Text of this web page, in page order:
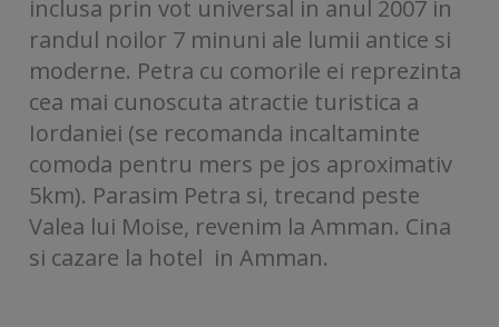
inclusa prin vot universal in anul 2007 in
randul noilor 7 minuni ale lumii antice si
moderne. Petra cu comorile ei reprezinta
cea mai cunoscuta atractie turistica a
Iordaniei (se recomanda incaltaminte
comoda pentru mers pe jos aproximativ
5km). Parasim Petra si, trecand peste
Valea lui Moise, revenim la Amman. Cina
si cazare la hotel in Amman.